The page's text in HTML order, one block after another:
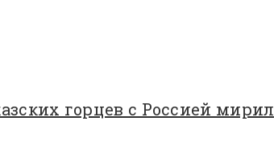
горцев с Россией мирил